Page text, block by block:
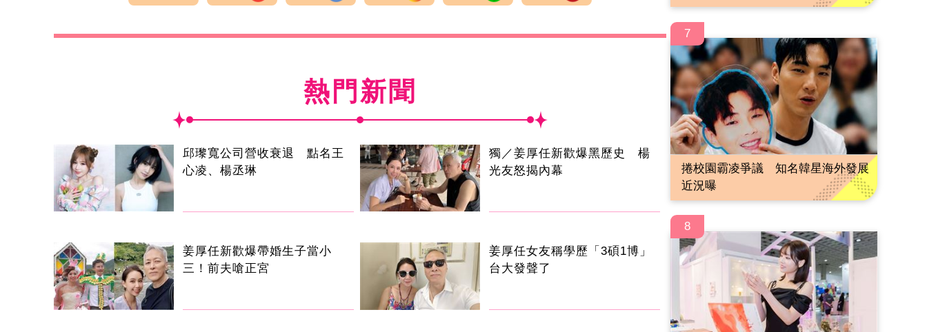
熱門新聞
邱瓈寬公司營收衰退 點名王
心凌、楊丞琳
獨／姜厚任新歡爆黑歷史 楊
光友怒揭內幕
姜厚任新歡爆帶婚生子當小
三！前夫嗆正宮
姜厚任女友稱學歷「3碩1博」
台大發聲了
7
捲校園霸凌爭議 知名韓星海外發展
近況曝
8